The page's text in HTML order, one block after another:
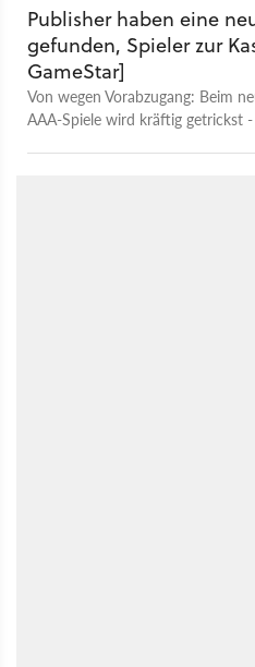
Publisher haben eine
gefunden, Spieler zur
GameStar]
Von wegen Vorabzugang: Beim
AAA-Spiele wird kräftig getrickst